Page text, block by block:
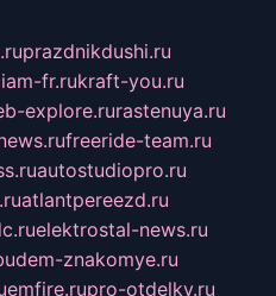
prazdnikdushi.ru
fr.rukraft-you.ru
explore.rurastenuya.ru
freeride-team.ru
autostudiopro.ru
atlantpereezd.ru
elektrostal-news.ru
znakomye.ru
emfire.rupro-otdelky.ru